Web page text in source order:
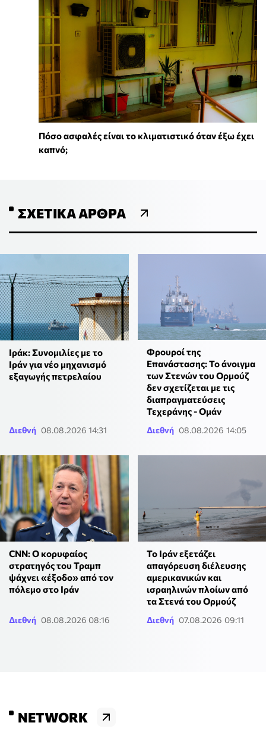
Πόσο ασφαλές είναι το κλιματιστικό όταν έξω έχει
καπνό;
ΣΧΕΤΙΚΆ ΆΡΘΡΑ
Ιράκ: Συνομιλίες με το
Ιράν για νέο μηχανισμό
εξαγωγής πετρελαίου
Διεθνή 08.08.2026 14:31
Φρουροί της
Επανάστασης: Το άνοιγμα
των Στενών του Ορμούζ
δεν σχετίζεται με τις
διαπραγματεύσεις
Τεχεράνης - Ομάν
Διεθνή 08.08.2026 14:05
CNN: Ο κορυφαίος
στρατηγός του Τραμπ
ψάχνει «έξοδο» από τον
πόλεμο στο Ιράν
Διεθνή 08.08.2026 08:16
Το Ιράν εξετάζει
απαγόρευση διέλευσης
αμερικανικών και
ισραηλινών πλοίων από
τα Στενά του Ορμούζ
Διεθνή 07.08.2026 09:11
NETWORK